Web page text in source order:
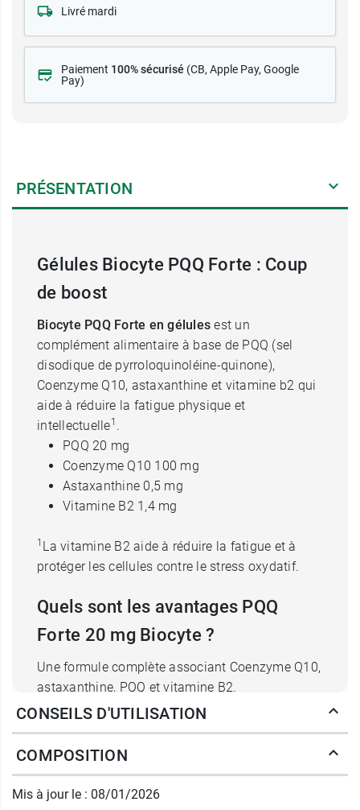
Livré mardi
Paiement 100% sécurisé (CB, Apple Pay, Google
Pay)
PRÉSENTATION
Gélules Biocyte PQQ Forte : Coup
de boost
Biocyte PQQ Forte en gélules est un
complément alimentaire à base de PQQ (sel
disodique de pyrroloquinoléine-quinone),
Coenzyme Q10, astaxanthine et vitamine b2 qui
aide à réduire la fatigue physique et
intellectuelle1 .
PQQ 20 mg
Coenzyme Q10 100 mg
Astaxanthine 0,5 mg
Vitamine B2 1,4 mg
1 La vitamine B2 aide à réduire la fatigue et à
protéger les cellules contre le stress oxydatif.
Quels sont les avantages PQQ
Forte 20 mg Biocyte ?
Une formule complète associant Coenzyme Q10,
astaxanthine, PQQ et vitamine B2.
Un dosage optimal de 20 mg de PQQ.
Convient aux végétariens/Végétaliens
Conditionnement :Boite de 10 gélules
CONSEILS D'UTILISATION
COMPOSITION
Mis à jour le : 08/01/2026